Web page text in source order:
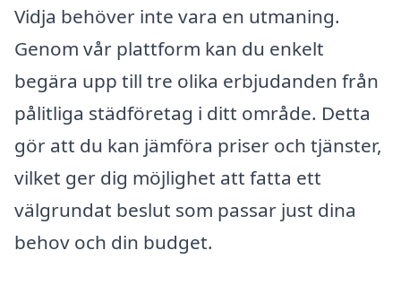
Vidja behöver inte vara en utmaning.
Genom vår plattform kan du enkelt
begära upp till tre olika erbjudanden från
pålitliga städföretag i ditt område. Detta
gör att du kan jämföra priser och tjänster,
vilket ger dig möjlighet att fatta ett
välgrundat beslut som passar just dina
behov och din budget.